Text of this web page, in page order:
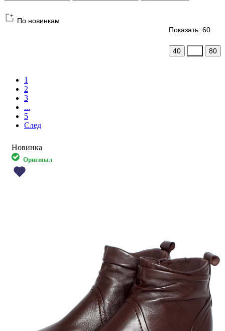
По новинкам
Показать: 60
40 80
1
2
3
...
5
След
Новинка
Оригинал